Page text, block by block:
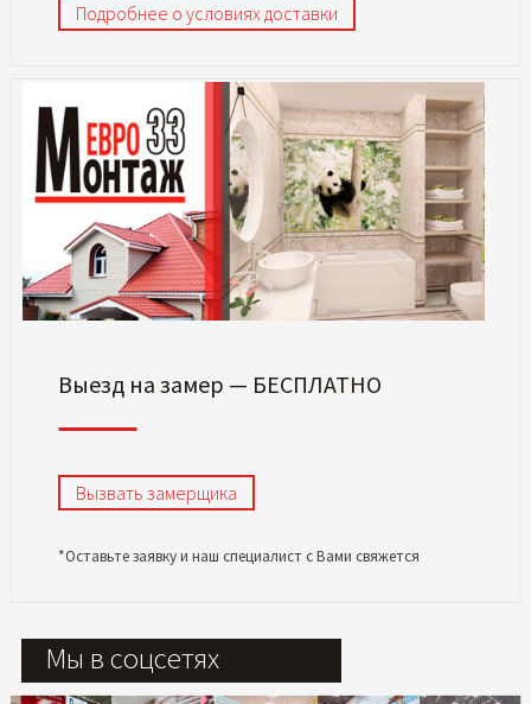
Подробнее о условиях доставки
Выезд на замер — БЕСПЛАТНО
Вызвать замерщика
*Оставьте заявку и наш специалист с Вами свяжется
Мы в соцсетях